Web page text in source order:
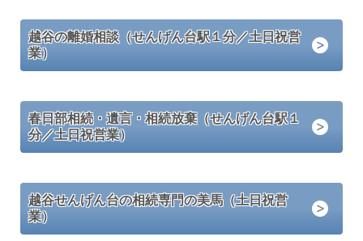
越谷の離婚相談（せんげん台駅１分／土日祝営
業）
春日部相続・遺言・相続放棄（せんげん台駅１
分／土日祝営業）
越谷せんげん台の相続専門の美馬（土日祝営
業）